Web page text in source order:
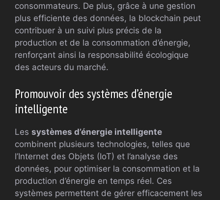
consommateurs. De plus, grâce à une gestion
plus efficiente des données, la blockchain peut
contribuer à un suivi plus précis de la
production et de la consommation d’énergie,
renforçant ainsi la responsabilité écologique
des acteurs du marché.
Promouvoir des systèmes d’énergie
intelligente
Les systèmes d’énergie intelligente
combinent plusieurs technologies, telles que
l’Internet des Objets (IoT) et l’analyse des
données, pour optimiser la consommation et la
production d’énergie en temps réel. Ces
systèmes permettent de gérer efficacement les